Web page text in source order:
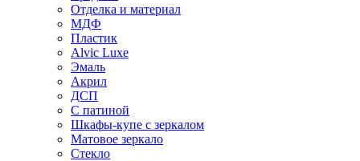
Отделка и материал
МДФ
Пластик
Alvic Luxe
Эмаль
Акрил
ДСП
С патиной
Шкафы-купе с зеркалом
Матовое зеркало
Стекло